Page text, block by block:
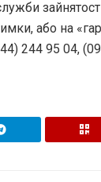
або на
244 95 04,